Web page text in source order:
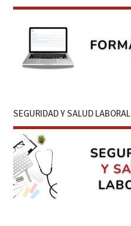
SEGURIDAD Y SALUD LABORAL